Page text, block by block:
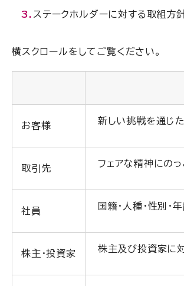
ステークホルダーに対する取組方
お客様 新しい挑戦を通じ
取引先 フェアな精神にの
社員 国籍・人種・性別
株主・投資家 株主及び投資家に